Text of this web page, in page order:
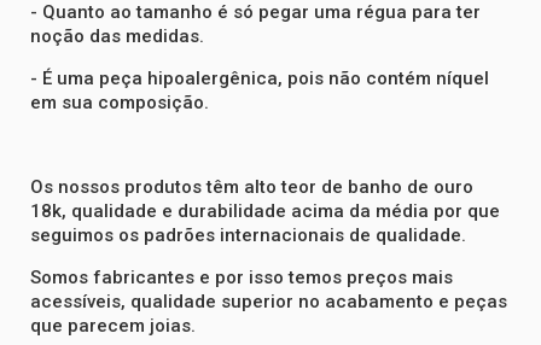
- Quanto ao tamanho é só pegar uma régua para ter
noção das medidas.
- É uma peça hipoalergênica, pois não contém níquel
em sua composição.
Os nossos produtos têm alto teor de banho de ouro
18k, qualidade e durabilidade acima da média por que
seguimos os padrões internacionais de qualidade.
Somos fabricantes e por isso temos preços mais
acessíveis, qualidade superior no acabamento e peças
que parecem joias.